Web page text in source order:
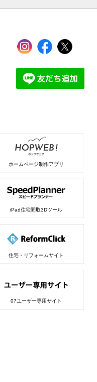
ホームページ制作アプリ
iPad住宅間取3Dツール
住宅・リフォームサイト
07ユーザー専用サイト